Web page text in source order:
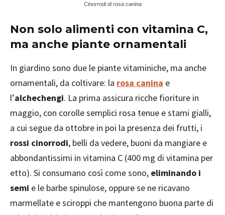
Cinorrodi di rosa canina
Non solo alimenti con vitamina C,
ma anche piante ornamentali
In giardino sono due le piante vitaminiche, ma anche
ornamentali, da coltivare: la rosa canina e
l’alchechengi. La prima assicura ricche fioriture in
maggio, con corolle semplici rosa tenue e stami gialli,
a cui segue da ottobre in poi la presenza dei frutti, i
rossi cinorrodi, belli da vedere, buoni da mangiare e
abbondantissimi in vitamina C (400 mg di vitamina per
etto). Si consumano così come sono, eliminando i
semi e le barbe spinulose, oppure se ne ricavano
marmellate e sciroppi che mantengono buona parte di